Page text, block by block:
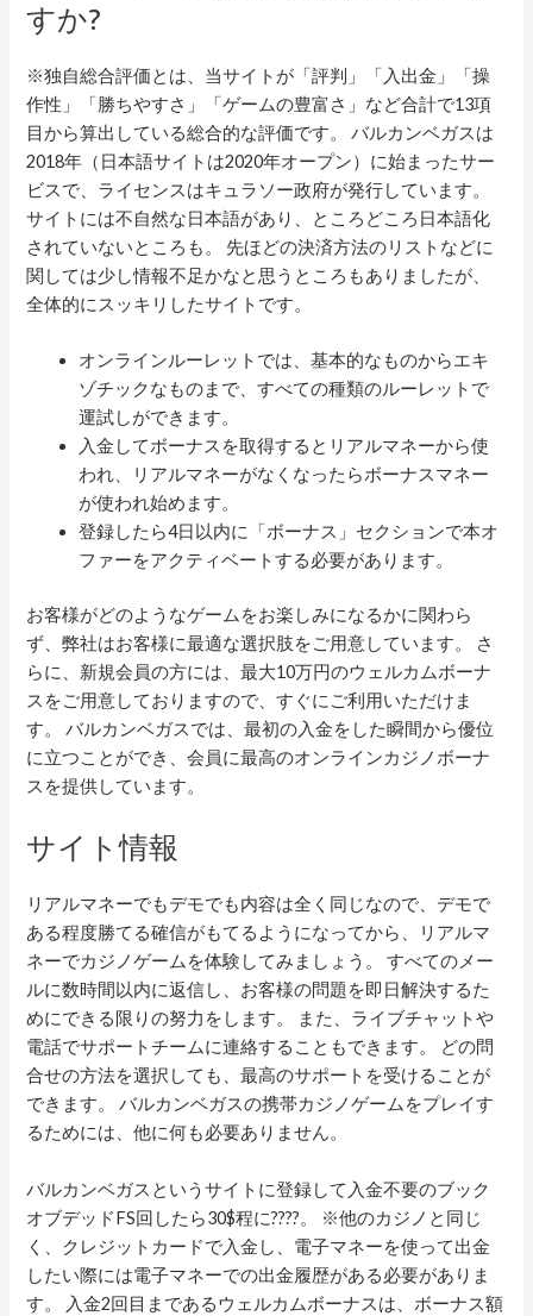
すか?
※独自総合評価とは、当サイトが「評判」「入出金」「操
作性」「勝ちやすさ」「ゲームの豊富さ」など合計で13項
目から算出している総合的な評価です。 バルカンベガスは
2018年（日本語サイトは2020年オープン）に始まったサー
ビスで、ライセンスはキュラソー政府が発行しています。
サイトには不自然な日本語があり、ところどころ日本語化
されていないところも。 先ほどの決済方法のリストなどに
関しては少し情報不足かなと思うところもありましたが、
全体的にスッキリしたサイトです。
オンラインルーレットでは、基本的なものからエキ
ゾチックなものまで、すべての種類のルーレットで
運試しができます。
入金してボーナスを取得するとリアルマネーから使
われ、リアルマネーがなくなったらボーナスマネー
が使われ始めます。
登録したら4日以内に「ボーナス」セクションで本オ
ファーをアクティベートする必要があります。
お客様がどのようなゲームをお楽しみになるかに関わら
ず、弊社はお客様に最適な選択肢をご用意しています。 さ
らに、新規会員の方には、最大10万円のウェルカムボーナ
スをご用意しておりますので、すぐにご利用いただけま
す。 バルカンベガスでは、最初の入金をした瞬間から優位
に立つことができ、会員に最高のオンラインカジノボーナ
スを提供しています。
サイト情報
リアルマネーでもデモでも内容は全く同じなので、デモで
ある程度勝てる確信がもてるようになってから、リアルマ
ネーでカジノゲームを体験してみましょう。 すべてのメー
ルに数時間以内に返信し、お客様の問題を即日解決するた
めにできる限りの努力をします。 また、ライブチャットや
電話でサポートチームに連絡することもできます。 どの問
合せの方法を選択しても、最高のサポートを受けることが
できます。 バルカンベガスの携帯カジノゲームをプレイす
るためには、他に何も必要ありません。
バルカンベガスというサイトに登録して入金不要のブック
オブデッドFS回したら30$程に????。 ※他のカジノと同じ
く、クレジットカードで入金し、電子マネーを使って出金
したい際には電子マネーでの出金履歴がある必要がありま
す。 入金2回目まであるウェルカムボーナスは、ボーナス額